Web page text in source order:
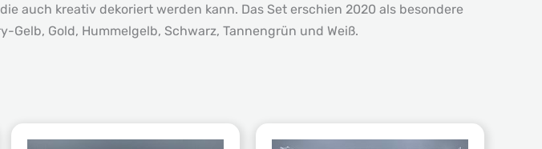
auch kreativ dekoriert werden kann. Das Set erschien 2020 als besondere
Gold, Hummelgelb, Schwarz, Tannengrün und Weiß.